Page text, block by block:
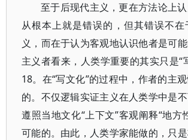
至于后现代主义，更在方法论上
从根本上就是错误的，但其错误不在
义，而在于认为客观地认识他者是可
主义者看来，人类学重要的其实只是“
18。在“写文化”的过程中，作者的主
的。不仅逻辑实证主义在人类学中是
遵照当地文化“上下文”客观阐释“地方
可能的。由此，人类学家能做的，只